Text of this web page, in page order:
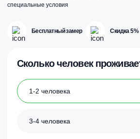
специальные условия
Бесплатный замер Скидка 5%
Сколько человек
1-2 человека
3-4 человека